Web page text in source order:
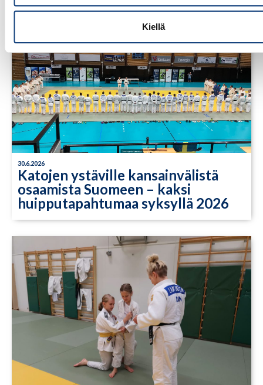
Kiellä
30.6.2026
Katojen ystäville kansainvälistä
osaamista Suomeen – kaksi
huipputapahtumaa syksyllä 2026